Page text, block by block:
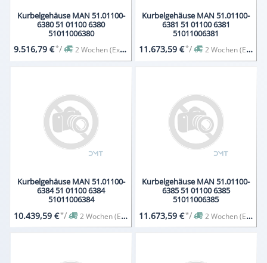
Kurbelgehäuse MAN 51.01100-
6380 51 01100 6380
51011006380
9.516,79 €*/ 2 Wochen (Expresslieferung auf Anfrage)
Kurbelgehäuse MAN 51.01100-
6381 51 01100 6381
51011006381
11.673,59 €*/ 2 Wochen (Expresslieferung auf Anfrage)
Kurbelgehäuse MAN 51.01100-
6384 51 01100 6384
51011006384
10.439,59 €*/ 2 Wochen (Expresslieferung auf Anfrage)
Kurbelgehäuse MAN 51.01100-
6385 51 01100 6385
51011006385
11.673,59 €*/ 2 Wochen (Expresslieferung auf Anfrage)